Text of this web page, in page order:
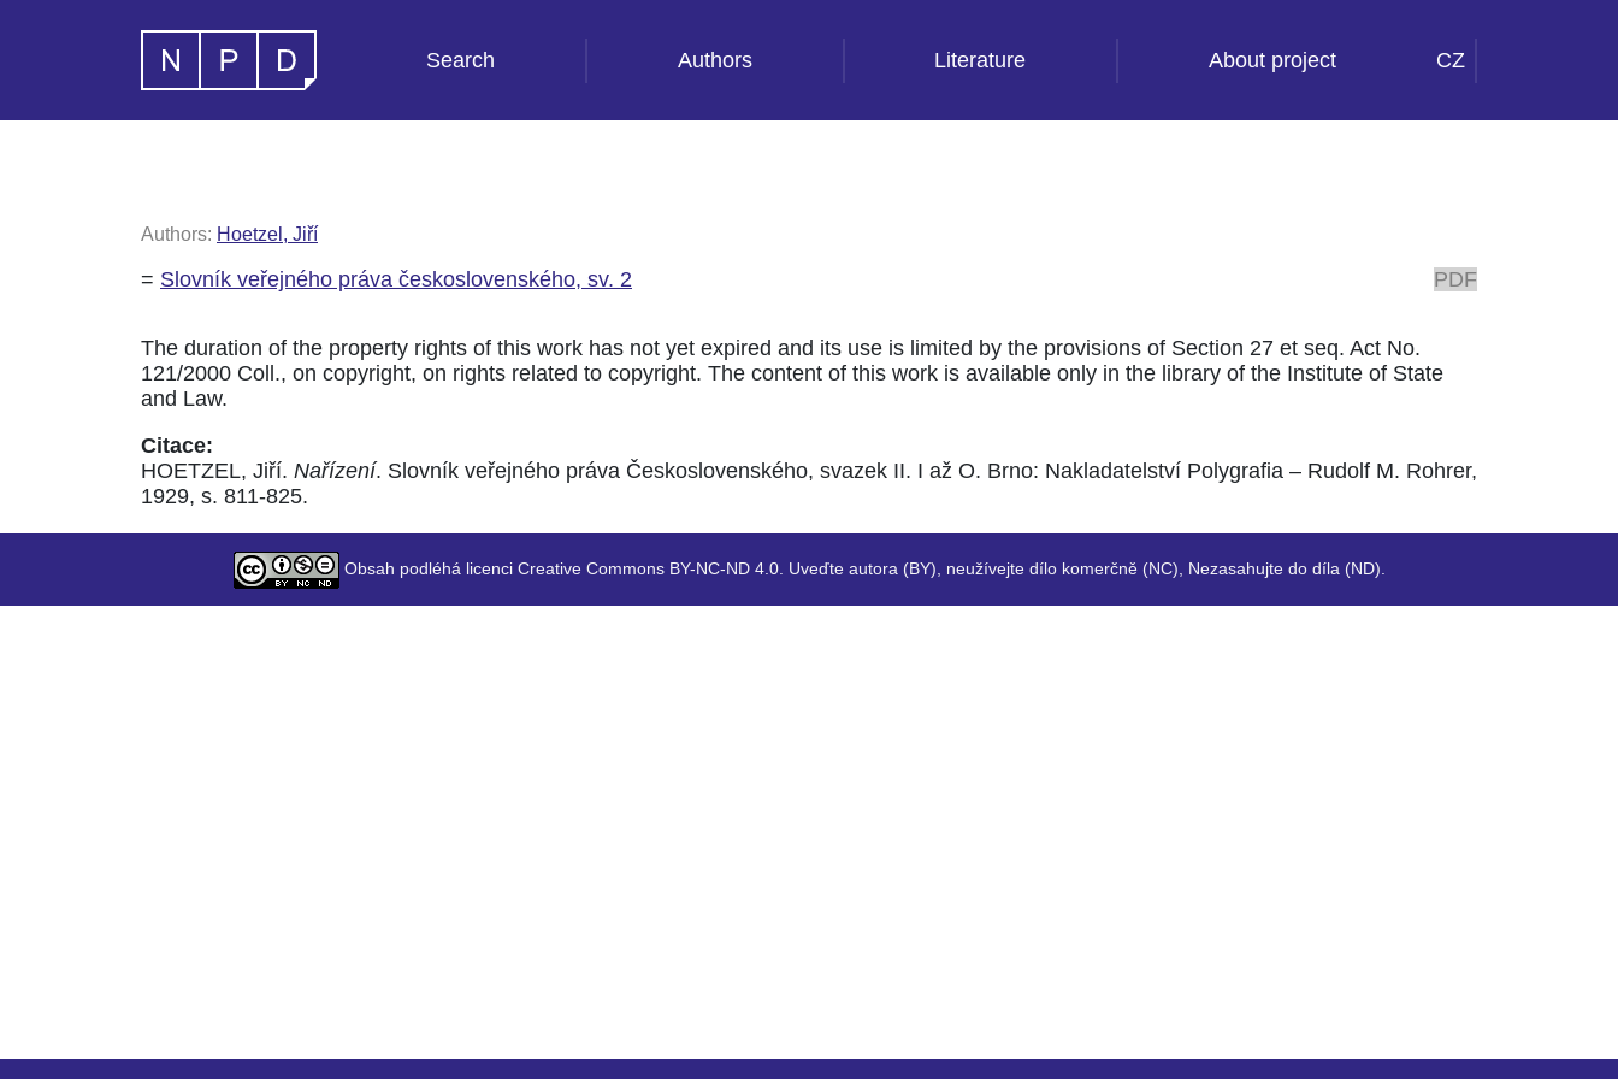
Search Authors Literature About project CZ
Authors: Hoetzel, Jiří
= Slovník veřejného práva československého, sv. 2 PDF
The duration of the property rights of this work has not yet expired and its use is limited by the provisions of Section 27 et seq. Act No.
121/2000 Coll., on copyright, on rights related to copyright. The content of this work is available only in the library of the Institute of State
and Law.
Citace:
HOETZEL, Jiří. Nařízení. Slovník veřejného práva Československého, svazek II. I až O. Brno: Nakladatelství Polygrafia – Rudolf M. Rohrer,
1929, s. 811-825.
Obsah podléhá licenci Creative Commons BY-NC-ND 4.0. Uveďte autora (BY), neužívejte dílo komerčně (NC), Nezasahujte do díla (ND).